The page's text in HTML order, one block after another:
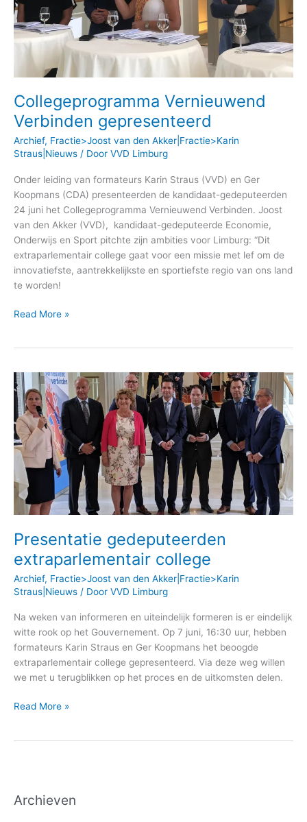
Collegeprogramma Vernieuwend
Verbinden gepresenteerd
Archief, Fractie>Joost van den Akker|Fractie>Karin
Straus|Nieuws / Door VVD Limburg
Onder leiding van formateurs Karin Straus (VVD) en Ger
Koopmans (CDA) presenteerden de kandidaat-gedeputeerden
24 juni het Collegeprogramma Vernieuwend Verbinden. Joost
van den Akker (VVD), kandidaat-gedeputeerde Economie,
Onderwijs en Sport pitchte zijn ambities voor Limburg: “Dit
extraparlementair college gaat voor een missie met lef om de
innovatiefste, aantrekkelijkste en sportiefste regio van ons land
te worden!
Read More »
Presentatie gedeputeerden
extraparlementair college
Archief, Fractie>Joost van den Akker|Fractie>Karin
Straus|Nieuws / Door VVD Limburg
Na weken van informeren en uiteindelijk formeren is er eindelijk
witte rook op het Gouvernement. Op 7 juni, 16:30 uur, hebben
formateurs Karin Straus en Ger Koopmans het beoogde
extraparlementair college gepresenteerd. Via deze weg willen
we met u terugblikken op het proces en de uitkomsten delen.
Presentatie
gedeputeerden
extraparlementair
college
Read More »
Archieven